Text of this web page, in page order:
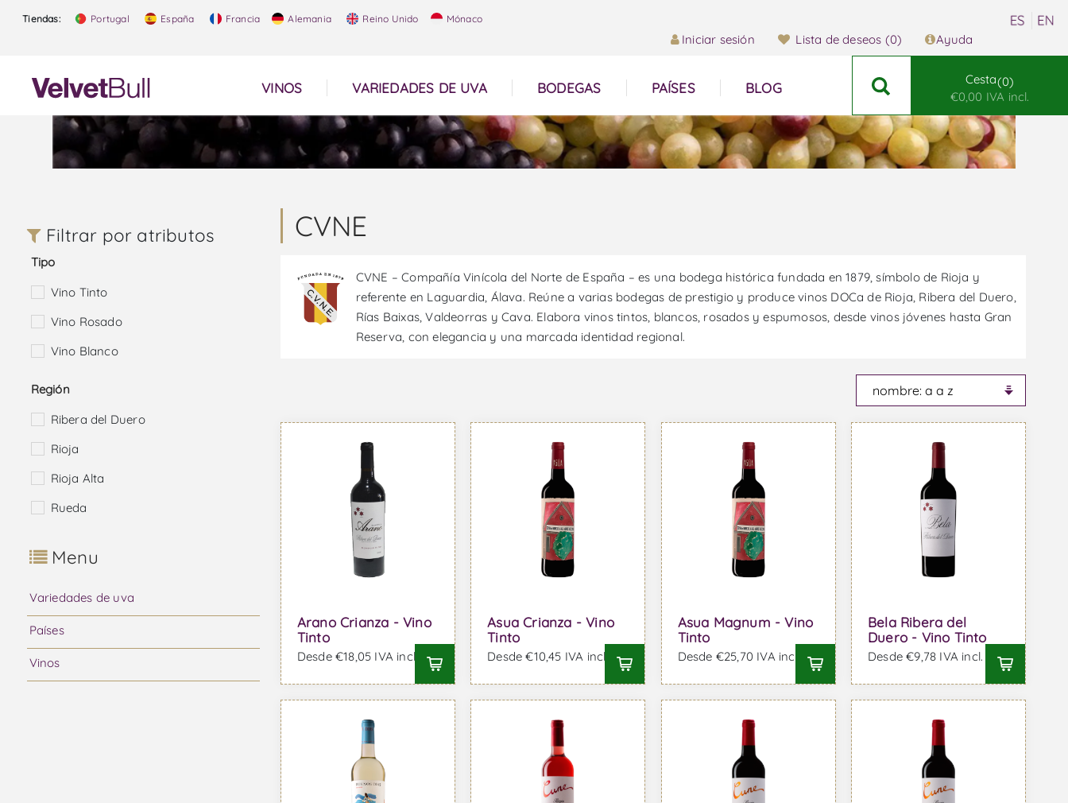
Tiendas: Portugal España Francia Alemania Reino Unido Mónaco
Iniciar sesión Lista de deseos (0) Ayuda
VINOS VARIEDADES DE UVA BODEGAS PAÍSES BLOG
Cesta 0
€0,00 IVA incl.
CVNE
CVNE – Compañía Vinícola del Norte de España – es una bodega histórica fundada en 1879, símbolo de Rioja y
referente en Laguardia, Álava. Reúne a varias bodegas de prestigio y produce vinos DOCa de Rioja, Ribera del Duero,
Rías Baixas, Valdeorras y Cava. Elabora vinos tintos, blancos, rosados y espumosos, desde vinos jóvenes hasta Gran
Reserva, con elegancia y una marcada identidad regional.
Arano Crianza - Vino
Tinto
Desde €18,05 IVA incl.
Asua Crianza - Vino
Tinto
Desde €10,45 IVA incl.
Asua Magnum - Vino
Tinto
Desde €25,70 IVA incl.
Bela Ribera del
Duero - Vino Tinto
Desde €9,78 IVA incl.
Filtrar por atributos
Tipo
Vino Tinto
Vino Rosado
Vino Blanco
Región
Ribera del Duero
Rioja
Rioja Alta
Rueda
Menu
Variedades de uva
Países
Vinos